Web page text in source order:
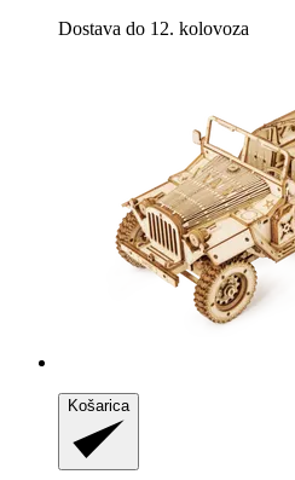
Dostava do 12. kolovoza
Košarica